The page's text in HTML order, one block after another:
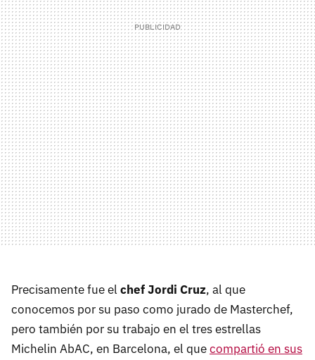
Precisamente fue el chef Jordi Cruz, al que
conocemos por su paso como jurado de Masterchef,
pero también por su trabajo en el tres estrellas
Michelin AbAC, en Barcelona, el quecompartió en sus